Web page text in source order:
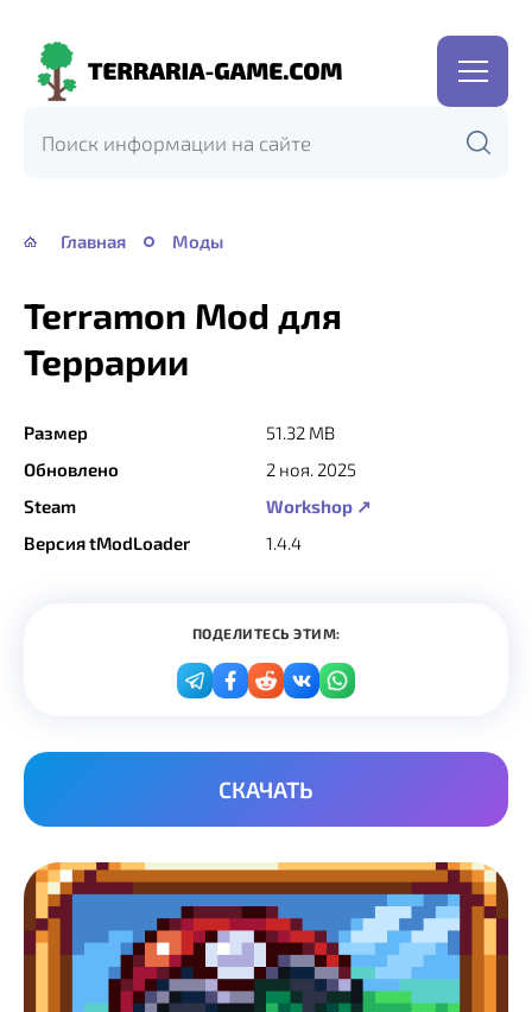
Terraria-
Главная Моды
Terramon Mod для
Террарии
Размер
51.32 MB
Обновлено
2 ноя. 2025
Steam
Workshop ↗
Версия tModLoader
1.4.4
ПОДЕЛИТЕСЬ ЭТИМ:
СКАЧАТЬ